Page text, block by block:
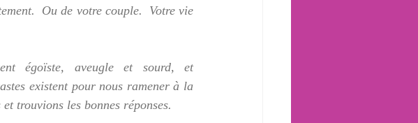
Ou de votre couple.  Votre vie
égoïste, aveugle et sourd, et
existent pour nous ramener à la
trouvions les bonnes réponses.